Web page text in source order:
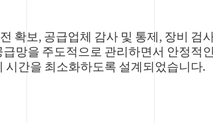
확보, 공급업체 감사 및 통제, 장비 검
망을 주도적으로 관리하면서 안정적
시간을 최소화하도록 설계되었습니다.